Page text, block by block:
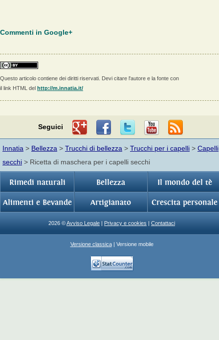
Commenti in Google+
Questo articolo contiene dei diritti riservati. Devi citare l'autore e la fonte con
il link HTML del http://m.innatia.it/
Seguici
Innatia > Bellezza > Trucchi di bellezza > Trucchi per i capelli > Capelli
secchi > Ricetta di maschera per i capelli secchi
Rimedi naturali Bellezza Il mondo del tè
Alimenti e Bevande Artigianato Crescita personale
2026 ©Avviso Legale | Privacy e cookies | Contattaci
Versione classica| Versione mobile